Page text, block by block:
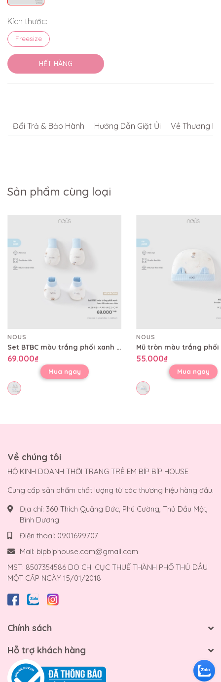
Kích thước:
Freesize
HẾT HÀNG
Đổi Trả & Bảo Hành Hướng Dẫn Giặt Ủi Về Thương
Sản phẩm cùng loại
NOUS
Set BTBC màu trắng phối xanh họa tiết mèo sao hỏa
69.000₫
Mua ngay
NOUS
55.000₫
Mua ngay
Về chúng tôi
HỘ KINH DOANH THỜI TRANG TRẺ EM BÍP BÍP HOUSE
Cung cấp sản phẩm chất lượng từ các thương hiệu hàng đầu.
Địa chỉ: 360 Thích Quảng Đức, Phú Cường, Thủ Dầu Một,
Bình Dương
Điện thoại: 0901699707
Mail: bipbiphouse.com@gmail.com
MST: 8507354586 DO CHI CỤC THUẾ THÀNH PHỐ THỦ DẦU
MỘT CẤP NGÀY 15/01/2018
Chính sách
Hỗ trợ khách hàng